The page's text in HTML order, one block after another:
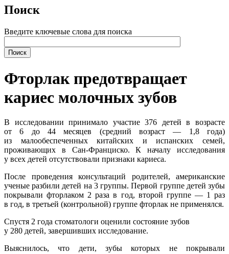
Поиск
Введите ключевые слова для поиска
Фторлак предотвращает
кариес молочных зубов
В исследовании принимало участие 376 детей в возрасте
от 6 до 44 месяцев (средний возраст — 1,8 года)
из малообеспеченных китайских и испанских семей,
проживающих в Сан-Франциско. К началу исследования
у всех детей отсутствовали признаки кариеса.
После проведения консультаций родителей, американские
ученые разбили детей на 3 группы. Первой группе детей зубы
покрывали фторлаком 2 раза в год, второй группе — 1 раз
в год, в третьей (контрольной) группе фторлак не применялся.
Спустя 2 года стоматологи оценили состояние зубов
у 280 детей, завершивших исследование.
Выяснилось, что дети, зубы которых не покрывали